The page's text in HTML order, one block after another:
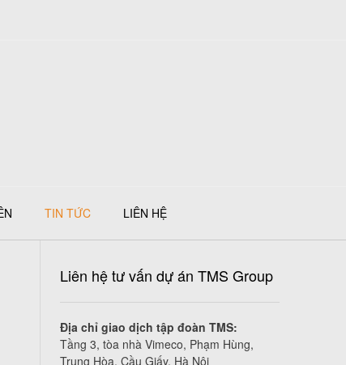
TIN TỨC LIÊN HỆ
Liên hệ tư vấn dự án TMS Group
Địa chỉ giao dịch tập đoàn TMS:
Tầng 3, tòa nhà Vimeco, Phạm Hùng,
Trung Hòa, Cầu Giấy, Hà Nội